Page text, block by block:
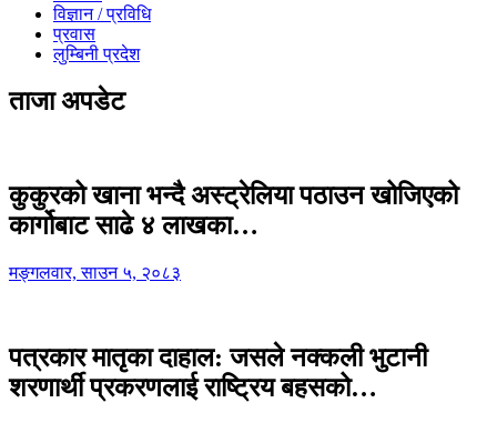
विज्ञान / प्रविधि
प्रवास
लुम्बिनी प्रदेश
ताजा अपडेट
कुकुरको खाना भन्दै अस्ट्रेलिया पठाउन खोजिएको
कार्गोबाट साढे ४ लाखका…
मङ्गलवार, साउन ५, २०८३
पत्रकार मातृका दाहाल: जसले नक्कली भुटानी
शरणार्थी प्रकरणलाई राष्ट्रिय बहसको…